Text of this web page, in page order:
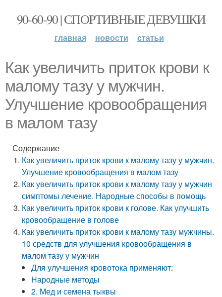
90-60-90 | СПОРТИВНЫЕ ДЕВУШКИ
главная новости статьи
Как увеличить приток крови к
малому тазу у мужчин.
Улучшение кровообращения
в малом тазу
Содержание
Как увеличить приток крови к малому тазу у мужчин.
Улучшение кровообращения в малом тазу
Как увеличить приток крови к малому тазу у мужчин
симптомы лечение. Народные способы в помощь
Как увеличить приток крови к голове. Как улучшить
кровообращение в голове
Как увеличить приток крови к малому тазу мужчины.
10 средств для улучшения кровообращения в
малом тазу у мужчин
Для улучшения кровотока применяют:
Народные методы
2. Мед и семена тыквы